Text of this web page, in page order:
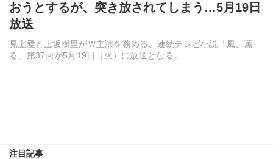
おうとするが、突き放されてしまう…5月19日
放送
見上愛と上坂樹里がＷ主演を務める、連続テレビ小説「風、薫
る」第37回が5月19日（火）に放送となる。
注目記事